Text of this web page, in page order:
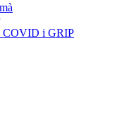
COVID i GRIP